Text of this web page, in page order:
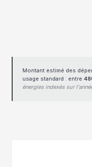
Montant estimé des
usage standard : entre
énergies indexés sur